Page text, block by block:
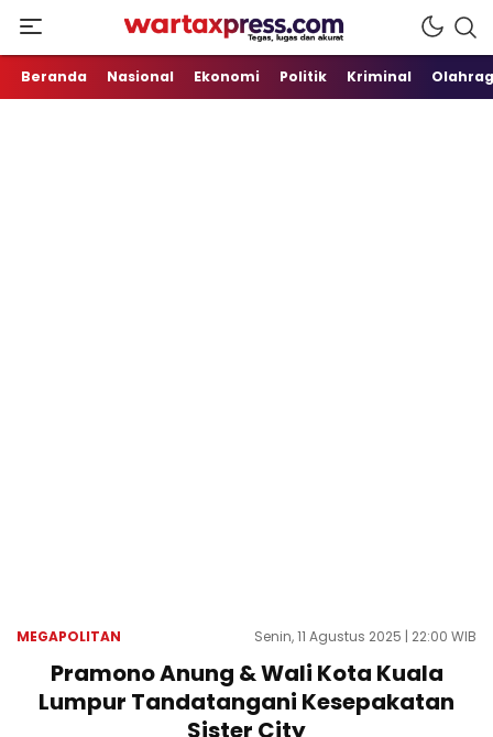
WartaXpress
Tegas, Lugas dan Akurat
Beranda Nasional Ekonomi Politik Kriminal
MEGAPOLITAN Senin, 11 Agustus 2025 | 22:00 WIB
Pramono Anung & Wali Kota Kuala
Lumpur Tandatangani Kesepakatan
Sister City